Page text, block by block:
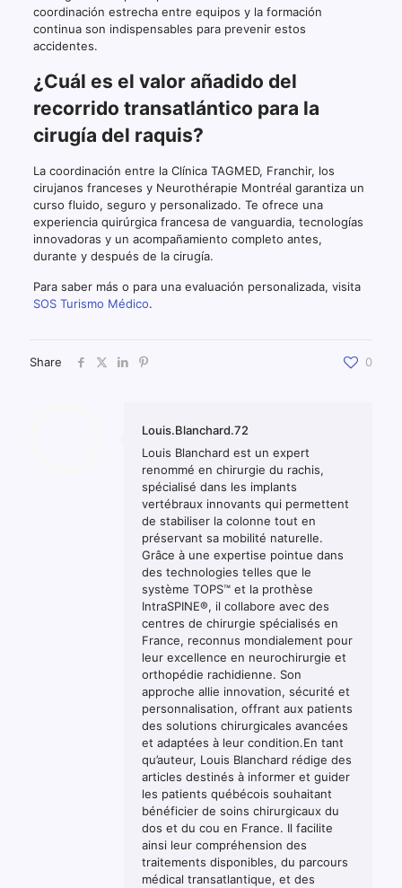
coordinación estrecha entre equipos y la formación
continua son indispensables para prevenir estos
accidentes.
¿Cuál es el valor añadido del
recorrido transatlántico para la
cirugía del raquis?
La coordinación entre la Clínica TAGMED, Franchir, los
cirujanos franceses y Neurothérapie Montréal garantiza un
curso fluido, seguro y personalizado. Te ofrece una
experiencia quirúrgica francesa de vanguardia, tecnologías
innovadoras y un acompañamiento completo antes,
durante y después de la cirugía.
Para saber más o para una evaluación personalizada, visita
SOS Turismo Médico.
Share 0
Louis.Blanchard.72
Louis Blanchard est un expert
renommé en chirurgie du rachis,
spécialisé dans les implants
vertébraux innovants qui permettent
de stabiliser la colonne tout en
préservant sa mobilité naturelle.
Grâce à une expertise pointue dans
des technologies telles que le
système TOPS™ et la prothèse
IntraSPINE®, il collabore avec des
centres de chirurgie spécialisés en
France, reconnus mondialement pour
leur excellence en neurochirurgie et
orthopédie rachidienne. Son
approche allie innovation, sécurité et
personnalisation, offrant aux patients
des solutions chirurgicales avancées
et adaptées à leur condition.En tant
qu’auteur, Louis Blanchard rédige des
articles destinés à informer et guider
les patients québécois souhaitant
bénéficier de soins chirurgicaux du
dos et du cou en France. Il facilite
ainsi leur compréhension des
traitements disponibles, du parcours
médical transatlantique, et des